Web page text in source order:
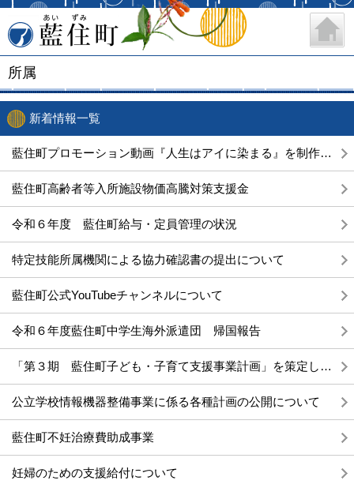
藍住町
所属
新着情報一覧
藍住町プロモーション動画『人生はアイに染まる』を制作しました！
藍住町高齢者等入所施設物価高騰対策支援金
令和６年度 藍住町給与・定員管理の状況
特定技能所属機関による協力確認書の提出について
藍住町公式YouTubeチャンネルについて
令和６年度藍住町中学生海外派遣団 帰国報告
「第３期 藍住町子ども・子育て支援事業計画」を策定しました。
公立学校情報機器整備事業に係る各種計画の公開について
藍住町不妊治療費助成事業
妊婦のための支援給付について